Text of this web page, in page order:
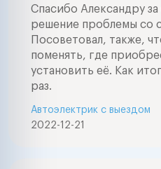
Спасибо Александру
решение проблемы со
Посоветовал, также,
поменять, где
установить её. Как
раз.
2022-12-21
Автоэлектрик с выездом